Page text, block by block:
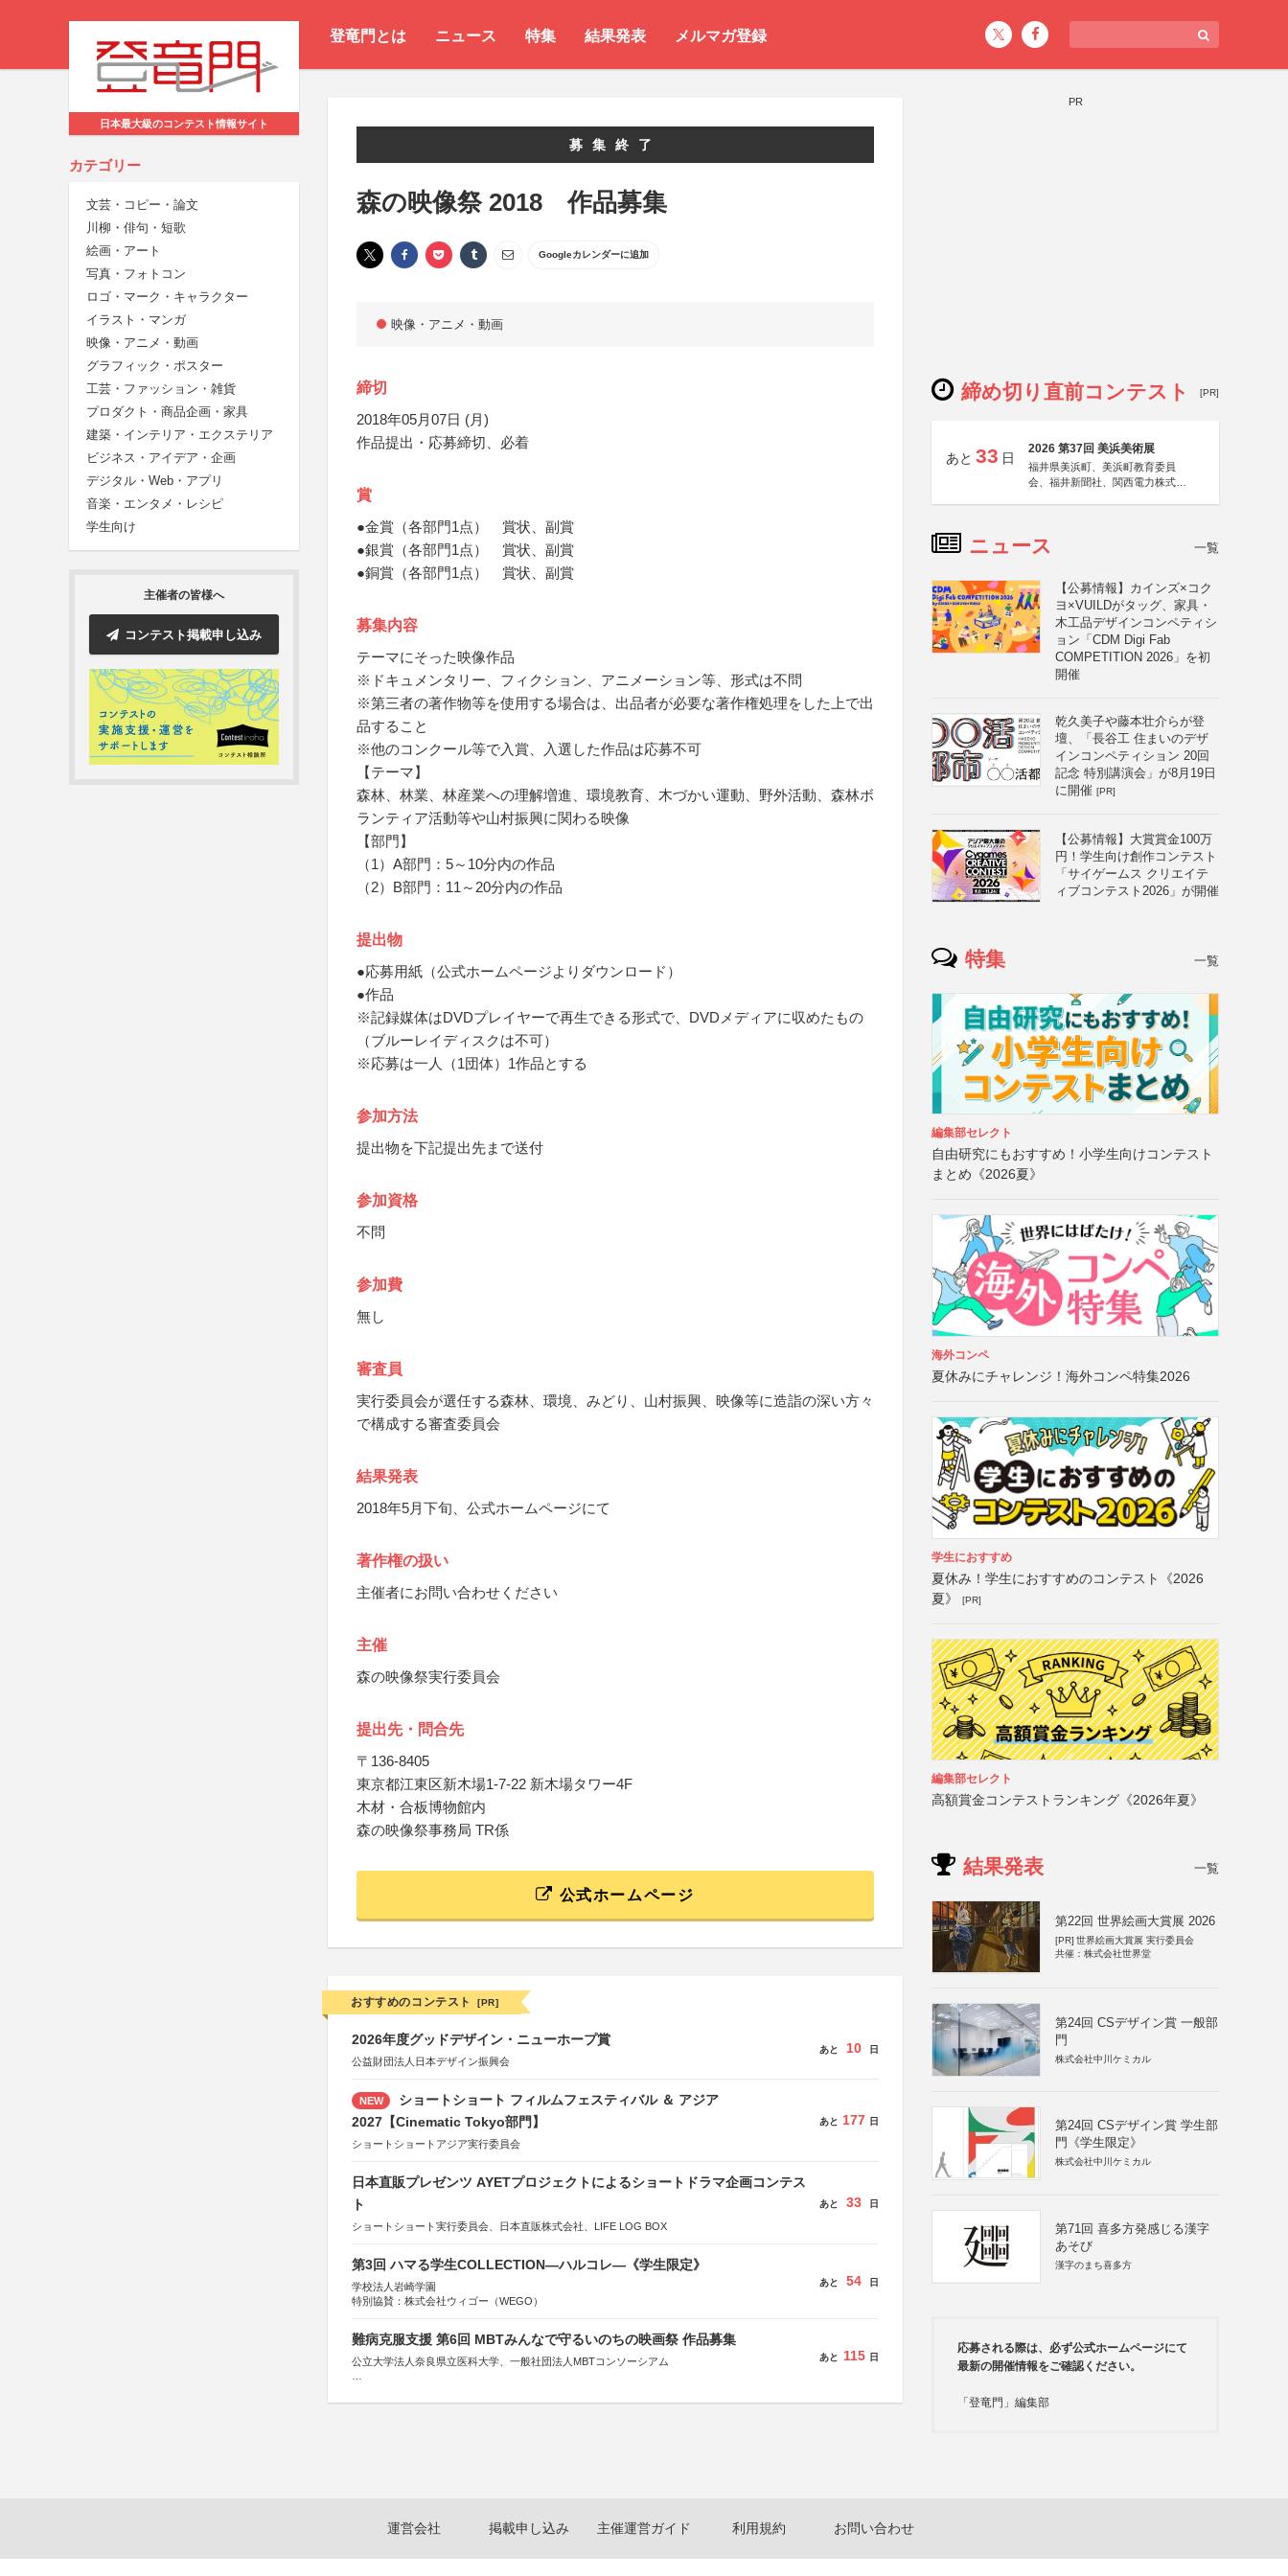
登竜門とは ニュース 特集 結果発表 メルマガ登録
日本最大級のコンテスト情報サイト
カテゴリー
文芸・コピー・論文
川柳・俳句・短歌
絵画・アート
写真・フォトコン
ロゴ・マーク・キャラクター
イラスト・マンガ
映像・アニメ・動画
グラフィック・ポスター
工芸・ファッション・雑貨
プロダクト・商品企画・家具
建築・インテリア・エクステリア
ビジネス・アイデア・企画
デジタル・Web・アプリ
音楽・エンタメ・レシピ
学生向け
主催者の皆様へ
コンテスト掲載申し込み
募集終了
森の映像祭 2018 作品募集
Googleカレンダーに追加
映像・アニメ・動画
締切
2018年05月07日 (月)
作品提出・応募締切、必着
賞
●金賞（各部門1点） 賞状、副賞
●銀賞（各部門1点） 賞状、副賞
●銅賞（各部門1点） 賞状、副賞
募集内容
テーマにそった映像作品
※ドキュメンタリー、フィクション、アニメーション等、形式は不問
※第三者の著作物等を使用する場合は、出品者が必要な著作権処理をした上で出
品すること
※他のコンクール等で入賞、入選した作品は応募不可
【テーマ】
森林、林業、林産業への理解増進、環境教育、木づかい運動、野外活動、森林ボ
ランティア活動等や山村振興に関わる映像
【部門】
（1）A部門：5～10分内の作品
（2）B部門：11～20分内の作品
提出物
●応募用紙（公式ホームページよりダウンロード）
●作品
※記録媒体はDVDプレイヤーで再生できる形式で、DVDメディアに収めたもの
（ブルーレイディスクは不可）
※応募は一人（1団体）1作品とする
参加方法
提出物を下記提出先まで送付
参加資格
不問
参加費
無し
審査員
実行委員会が選任する森林、環境、みどり、山村振興、映像等に造詣の深い方々
で構成する審査委員会
結果発表
2018年5月下旬、公式ホームページにて
著作権の扱い
主催者にお問い合わせください
主催
森の映像祭実行委員会
提出先・問合先
〒136-8405
東京都江東区新木場1-7-22 新木場タワー4F
木材・合板博物館内
森の映像祭事務局 TR係
公式ホームページ
おすすめのコンテスト [PR]
2026年度グッドデザイン・ニューホープ賞
公益財団法人日本デザイン振興会
あと 10 日
NEW
ショートショート フィルムフェスティバル ＆ アジア
2027【Cinematic Tokyo部門】
ショートショートアジア実行委員会
あと 177 日
日本直販プレゼンツ AYETプロジェクトによるショートドラマ企画コンテス
ト
ショートショート実行委員会、日本直販株式会社、LIFE LOG BOX
あと 33 日
第3回 ハマる学生COLLECTION―ハルコレ―《学生限定》
学校法人岩崎学園
特別協賛：株式会社ウィゴー（WEGO）
あと 54 日
難病克服支援 第6回 MBTみんなで守るいのちの映画祭 作品募集
公立大学法人奈良県立医科大学、一般社団法人MBTコンソーシアム
後援：厚生労働省
あと 115 日
PR
締め切り直前コンテスト [PR]
あと 33 日
2026 第37回 美浜美術展
福井県美浜町、美浜町教育委員
会、福井新聞社、関西電力株式会
ニュース 一覧
【公募情報】カインズ×コク
ヨ×VUILDがタッグ、家具・
木工品デザインコンペティシ
ョン「CDM Digi Fab
COMPETITION 2026」を初
開催
乾久美子や藤本壮介らが登
壇、「長谷工 住まいのデザ
インコンペティション 20回
記念 特別講演会」が8月19日
に開催 [PR]
【公募情報】大賞賞金100万
円！学生向け創作コンテスト
「サイゲームス クリエイテ
ィブコンテスト2026」が開催
特集 一覧
編集部セレクト
自由研究にもおすすめ！小学生向けコンテスト
まとめ《2026夏》
海外コンペ
夏休みにチャレンジ！海外コンペ特集2026
学生におすすめ
夏休み！学生におすすめのコンテスト《2026
夏》
[PR]
編集部セレクト
高額賞金コンテストランキング《2026年夏》
結果発表 一覧
第22回 世界絵画大賞展 2026
[PR] 世界絵画大賞展 実行委員会
共催：株式会社世界堂
第24回 CSデザイン賞 一般部
門
株式会社中川ケミカル
第24回 CSデザイン賞 学生部
門《学生限定》
株式会社中川ケミカル
第71回 喜多方発感じる漢字
あそび
漢字のまち喜多方
応募される際は、必ず公式ホームページにて
最新の開催情報をご確認ください。
「登竜門」編集部
運営会社 掲載申し込み 主催運営ガイド 利用規約 お問い合わせ